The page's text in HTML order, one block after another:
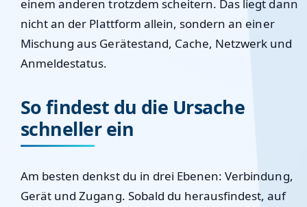
einem anderen trotzdem scheitern. Das liegt dann
nicht an der Plattform allein, sondern an einer
Mischung aus Gerätestand, Cache, Netzwerk und
Anmeldestatus.
So findest du die Ursache
schneller ein
Am besten denkst du in drei Ebenen: Verbindung,
Gerät und Zugang. Sobald du herausfindest, auf